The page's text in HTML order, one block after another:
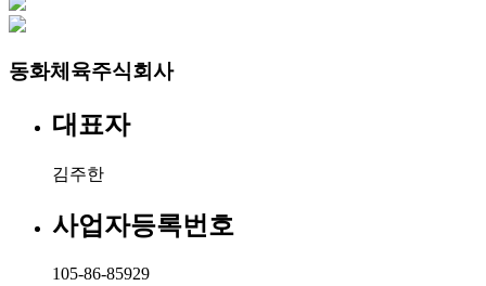
동화체육주식회사
대표자
김주한
사업자등록번호
105-86-85929